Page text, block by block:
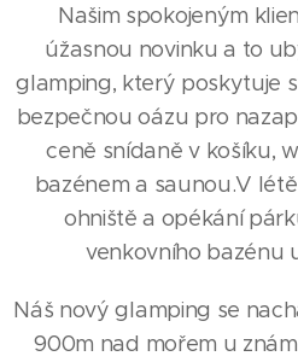
Našim spokojeným
úžasnou novinku a to
glamping, který poskytuje
bezpečnou oázu pro
ceně snídaně v košíku,
bazénem a saunou.V
ohniště a opékání
venkovního bazénu
Náš nový glamping se
900m nad mořem u